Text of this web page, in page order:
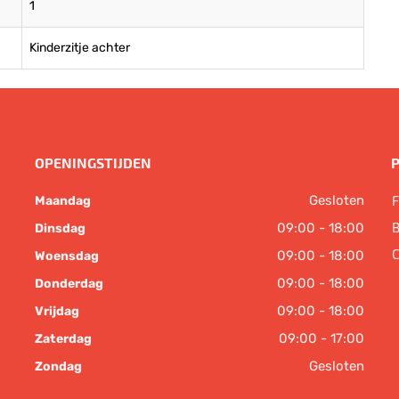
1
Kinderzitje achter
OPENINGSTIJDEN
Maandag Gesloten
Dinsdag 09:00 - 18:00
Woensdag 09:00 - 18:00
Donderdag 09:00 - 18:00
Vrijdag 09:00 - 18:00
Zaterdag 09:00 - 17:00
Zondag Gesloten